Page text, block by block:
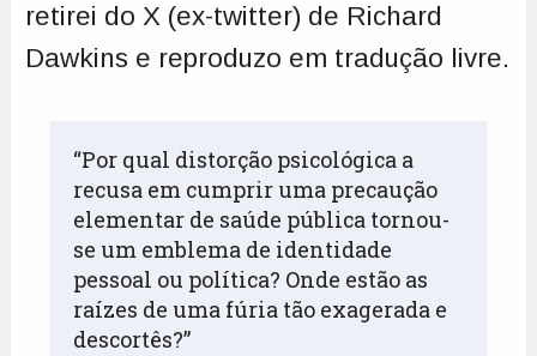
retirei do X (ex-twitter) de Richard
Dawkins e reproduzo em tradução livre.
“Por qual distorção psicológica a
recusa em cumprir uma precaução
elementar de saúde pública tornou-
se um emblema de identidade
pessoal ou política? Onde estão as
raízes de uma fúria tão exagerada e
descortês?”